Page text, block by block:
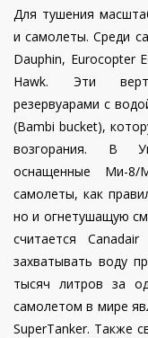
Для тушения
и самолеты. Среди
Dauphin, Eurocopter
Hawk. Эти
резервуарами с
(Bambi bucket),
возгорания. В
оснащенные Ми-
самолеты, как
но и огнетушащую
считается
захватывать воду
тысяч литров за
самолетом в мире
SuperTanker. Также